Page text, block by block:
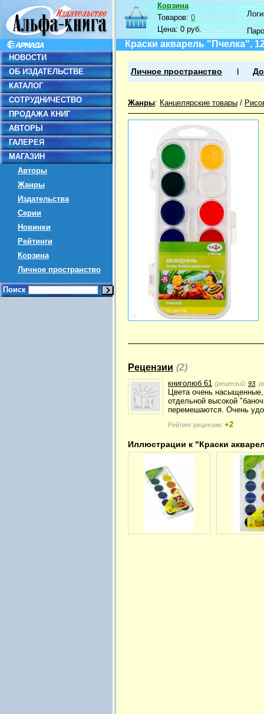
НОВОСТИ
ОБ ИЗДАТЕЛЬСТВЕ
КАТАЛОГ
СОТРУДНИЧЕСТВО
ПРОДАЖА КНИГ
АВТОРЫ
ГАЛЕРЕЯ
МАГАЗИН
Авторы
Жанры
Издательства
Серии
Новинки
Рейтинги
Корзина
Личное пространство
Поиск
Корзина
Товаров:0
Цена:0 руб.
Краски акварель "Пчелка",
Личное пространство
Жанры: Канцелярские товары /
Рецензии (2)
книголюб 61 (рецензий: 93 ,
Цвета очень
отдельной высокой
перемешаются. Очень
Рейтинг рецензии: +2
Иллюстрации к "Краски